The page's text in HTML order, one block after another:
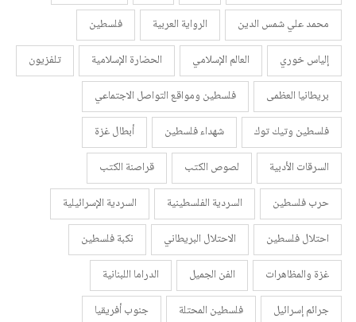
محمد علي شمس الدين
الرواية العربية
فلسطين
إلياس خوري
العالم الإسلامي الحضارة الإسلامية
تلفزيون
بريطانيا العظمى
فلسطين ومواقع التواصل الاجتماعي
فلسطين وتيك توك
شهداء فلسطين
أبطال غزة
السرقات الأدبية
لصوص الكتب
قراصنة الكتب
حرب فلسطين
السردية الفلسطينية
السردية الإسرائيلية
احتلال فلسطين
الاحتلال البريطاني
نكبة فلسطين
غزة والمظاهرات
الفن الجميل
الدراما اللبنانية
جرائم إسرائيل
فلسطين المحتلة
جنوب أفريقيا